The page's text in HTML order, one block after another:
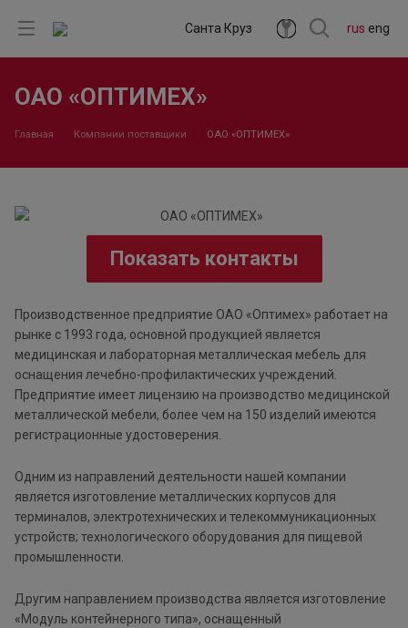
rus eng
Санта Круз
ОАО «ОПТИМЕХ»
Главная Компании поставщики ОАО «ОПТИМЕХ»
Показать контакты
Производственное предприятие ОАО «Оптимех» работает на
рынке с 1993 года, основной продукцией является
медицинская и лабораторная металлическая мебель для
оснащения лечебно-профилактических учреждений.
Предприятие имеет лицензию на производство медицинской
металлической мебели, более чем на 150 изделий имеются
регистрационные удостоверения.
Одним из направлений деятельности нашей компании
является изготовление металлических корпусов для
терминалов, электротехнических и телекоммуникационных
устройств; технологического оборудования для пищевой
промышленности.
Другим направлением производства является изготовление
«Модуль контейнерного типа», оснащенный